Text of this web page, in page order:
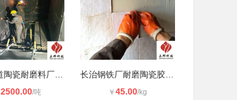
2500.00/吨 ￥ 45.00/kg